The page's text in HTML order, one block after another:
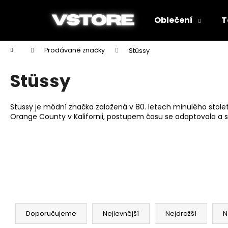
Oblečení
Domů Prodávané značky Stüssy
Stüssy
Stüssy je módní značka založená v 80. letech minulého
Orange County v Kalifornii, postupem času se adaptovala a
Ř
Doporučujeme Nejlevnější Nejdražší
í
Zpět
do
obchodu
Zpět
do
obchodu
SUPREME®/HANES® BOXER (BLACK)